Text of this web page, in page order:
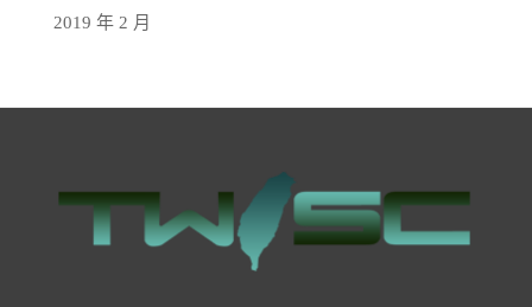
2019 年 2 月